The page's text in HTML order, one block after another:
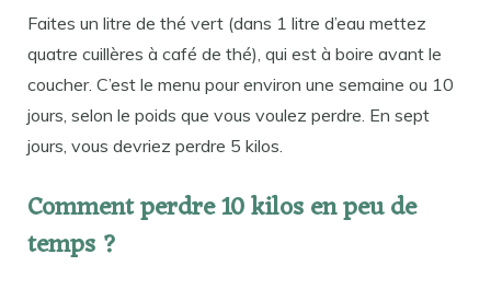
Faites un litre de thé vert (dans 1 litre d’eau mettez
quatre cuillères à café de thé), qui est à boire avant le
coucher. C’est le menu pour environ une semaine ou 10
jours, selon le poids que vous voulez perdre. En sept
jours, vous devriez perdre 5 kilos.
Comment perdre 10 kilos en peu de
temps ?